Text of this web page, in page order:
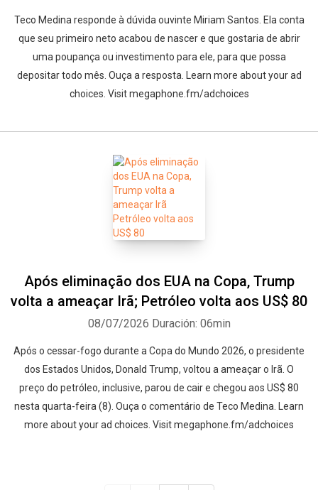
Teco Medina responde à dúvida ouvinte Miriam Santos. Ela conta
que seu primeiro neto acabou de nascer e que gostaria de abrir
uma poupança ou investimento para ele, para que possa
depositar todo mês. Ouça a resposta. Learn more about your ad
choices. Visit megaphone.fm/adchoices
Após eliminação dos EUA na Copa, Trump
volta a ameaçar Irã; Petróleo volta aos US$ 80
08/07/2026 Duración: 06min
Após o cessar-fogo durante a Copa do Mundo 2026, o presidente
dos Estados Unidos, Donald Trump, voltou a ameaçar o Irã. O
preço do petróleo, inclusive, parou de cair e chegou aos US$ 80
nesta quarta-feira (8). Ouça o comentário de Teco Medina. Learn
more about your ad choices. Visit megaphone.fm/adchoices